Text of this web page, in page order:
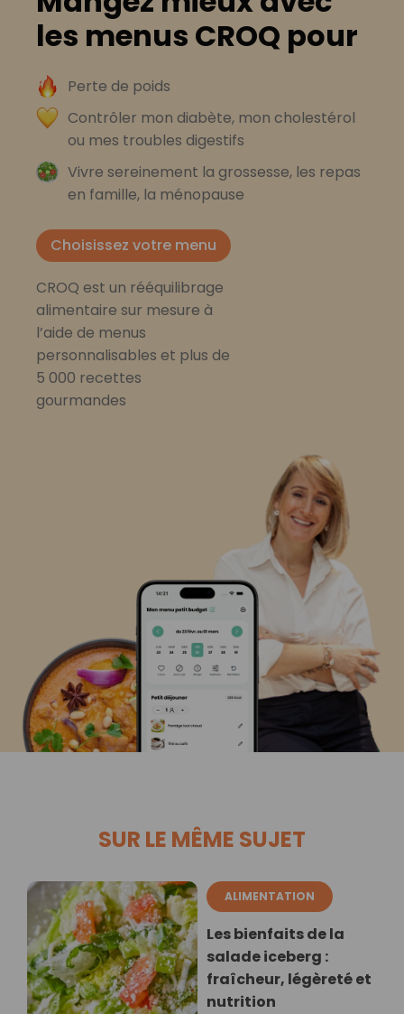
les menus CROQ pour
Perte de poids
Contrôler mon diabète, mon cholestérol
ou mes troubles digestifs
Vivre sereinement la grossesse, les repas
en famille, la ménopause
Choisissez votre menu
CROQ est un rééquilibrage
alimentaire sur mesure à
l’aide de menus
personnalisables et plus de
5 000 recettes
gourmandes
SUR LE MÊME SUJET
ALIMENTATION
Les bienfaits de la
salade iceberg :
fraîcheur, légèreté et
nutrition